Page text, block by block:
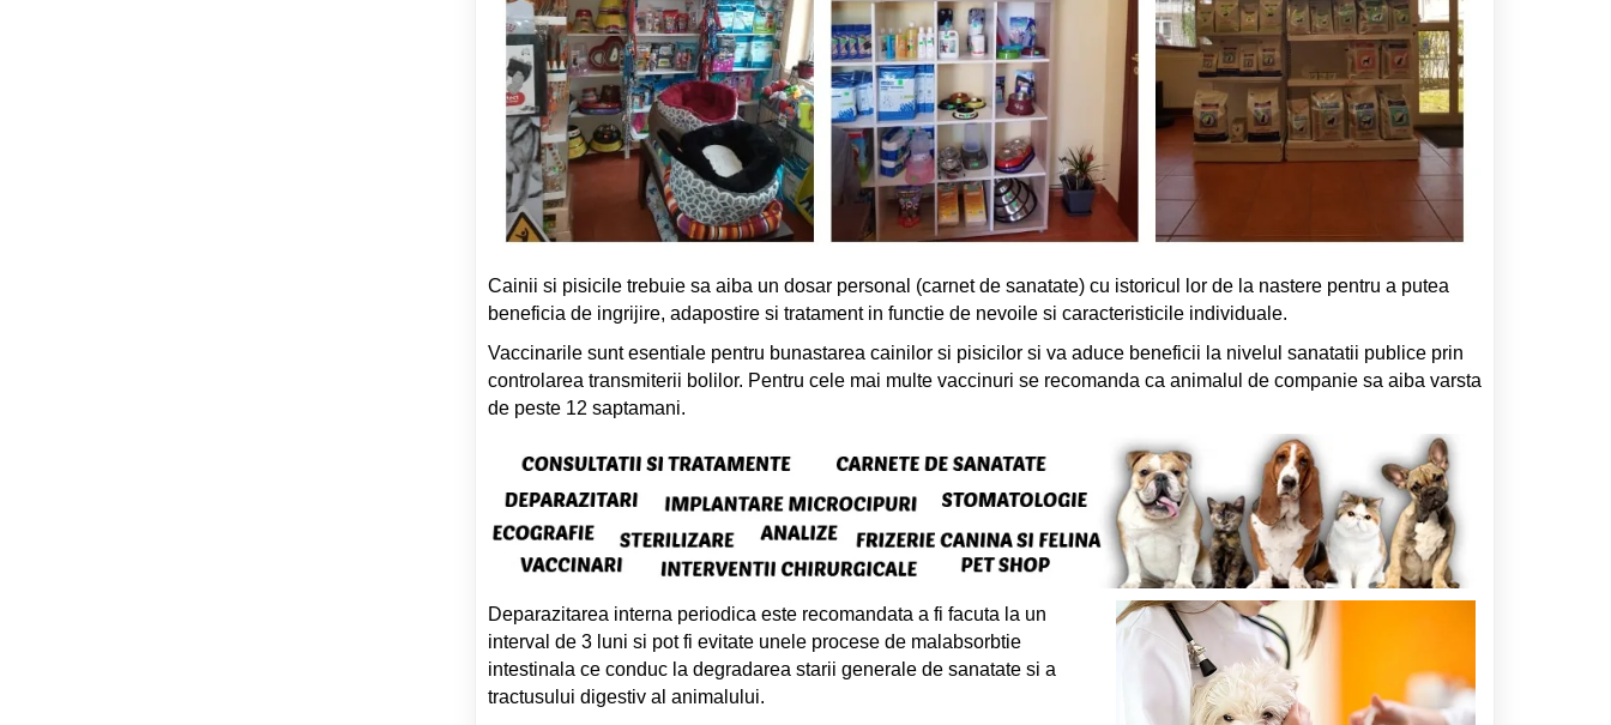
Cainii si pisicile trebuie sa aiba un dosar personal (carnet de sanatate) cu istoricul lor de la nastere pentru a putea
beneficia de ingrijire, adapostire si tratament in functie de nevoile si caracteristicile individuale.
Vaccinarile sunt esentiale pentru bunastarea cainilor si pisicilor si va aduce beneficii la nivelul sanatatii publice prin
controlarea transmiterii bolilor. Pentru cele mai multe vaccinuri se recomanda ca animalul de companie sa aiba varsta
de peste 12 saptamani.
Deparazitarea interna periodica este recomandata a fi facuta la un
interval de 3 luni si pot fi evitate unele procese de malabsorbtie
intestinala ce conduc la degradarea starii generale de sanatate si a
tractusului digestiv al animalului.